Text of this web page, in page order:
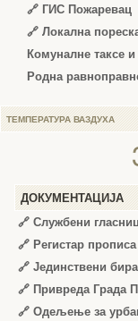
🔗 ГИС Пожаревац
🔗 Локална
Комуналне таксе
Родна
ТЕМПЕРАТУРА ВАЗДУХА
ДОКУМЕНТАЦИЈА
🔗 Службени
🔗 Регистар прописа
🔗 Јединствени
🔗 Привреда Града
🔗 Одељење за